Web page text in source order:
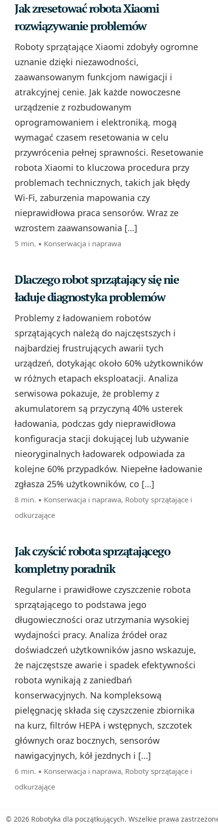
Jak zresetować robota Xiaomi
rozwiązywanie problemów
Roboty sprzątające Xiaomi zdobyły ogromne
uznanie dzięki niezawodności,
zaawansowanym funkcjom nawigacji i
atrakcyjnej cenie. Jak każde nowoczesne
urządzenie z rozbudowanym
oprogramowaniem i elektroniką, mogą
wymagać czasem resetowania w celu
przywrócenia pełnej sprawności. Resetowanie
robota Xiaomi to kluczowa procedura przy
problemach technicznych, takich jak błędy
Wi-Fi, zaburzenia mapowania czy
nieprawidłowa praca sensorów. Wraz ze
wzrostem zaawansowania […]
5 min. ▪ Konserwacja i naprawa
Dlaczego robot sprzątający się nie
ładuje diagnostyka problemów
Problemy z ładowaniem robotów
sprzątających należą do najczęstszych i
najbardziej frustrujących awarii tych
urządzeń, dotykając około 60% użytkowników
w różnych etapach eksploatacji. Analiza
serwisowa pokazuje, że problemy z
akumulatorem są przyczyną 40% usterek
ładowania, podczas gdy nieprawidłowa
konfiguracja stacji dokującej lub używanie
nieoryginalnych ładowarek odpowiada za
kolejne 60% przypadków. Niepełne ładowanie
zgłasza 25% użytkowników, co […]
8 min. ▪ Konserwacja i naprawa, Roboty sprzątające i
odkurzające
Jak czyścić robota sprzątającego
kompletny poradnik
Regularne i prawidłowe czyszczenie robota
sprzątającego to podstawa jego
długowieczności oraz utrzymania wysokiej
wydajności pracy. Analiza źródeł oraz
doświadczeń użytkowników jasno wskazuje,
że najczęstsze awarie i spadek efektywności
robota wynikają z zaniedbań
konserwacyjnych. Na kompleksową
pielęgnację składa się czyszczenie zbiornika
na kurz, filtrów HEPA i wstępnych, szczotek
głównych oraz bocznych, sensorów
nawigacyjnych, kół jezdnych i […]
6 min. ▪ Konserwacja i naprawa, Roboty sprzątające i
odkurzające
© 2026 Robotyka dla początkujących. Wszelkie prawa